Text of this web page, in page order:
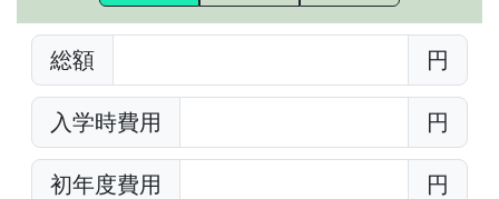
総額 円
入学時費用 円
初年度費用 円